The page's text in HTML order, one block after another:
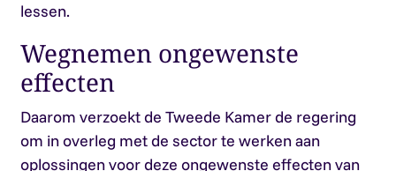
lessen.
Wegnemen ongewenste
effecten
Daarom verzoekt de Tweede Kamer de regering
om in overleg met de sector te werken aan
oplossingen voor deze ongewenste effecten van